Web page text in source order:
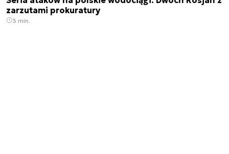
zarzutami prokuratury
3 min.